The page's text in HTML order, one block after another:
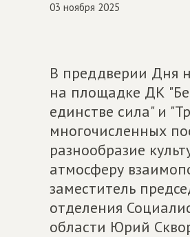
03 ноября 2025
В преддверии Дня
на площадке ДК
единстве сила" и
многочисленных
разнообразие
атмосферу
заместитель
отделения
области Юрий